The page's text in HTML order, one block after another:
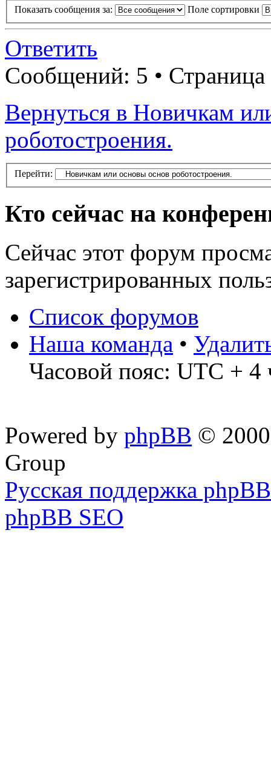
Показать сообщения за: Поле сортировки
Ответить
Сообщений: 5 • Страница
Вернуться в Новичкам
роботостроения.
Перейти:
Кто сейчас на
Сейчас этот форум
зарегистрированных
Список форумов
Наша команда •
Часовой пояс: UTC + 4
Powered by phpBB ©
Group
Русская поддержка phpBB
phpBB SEO